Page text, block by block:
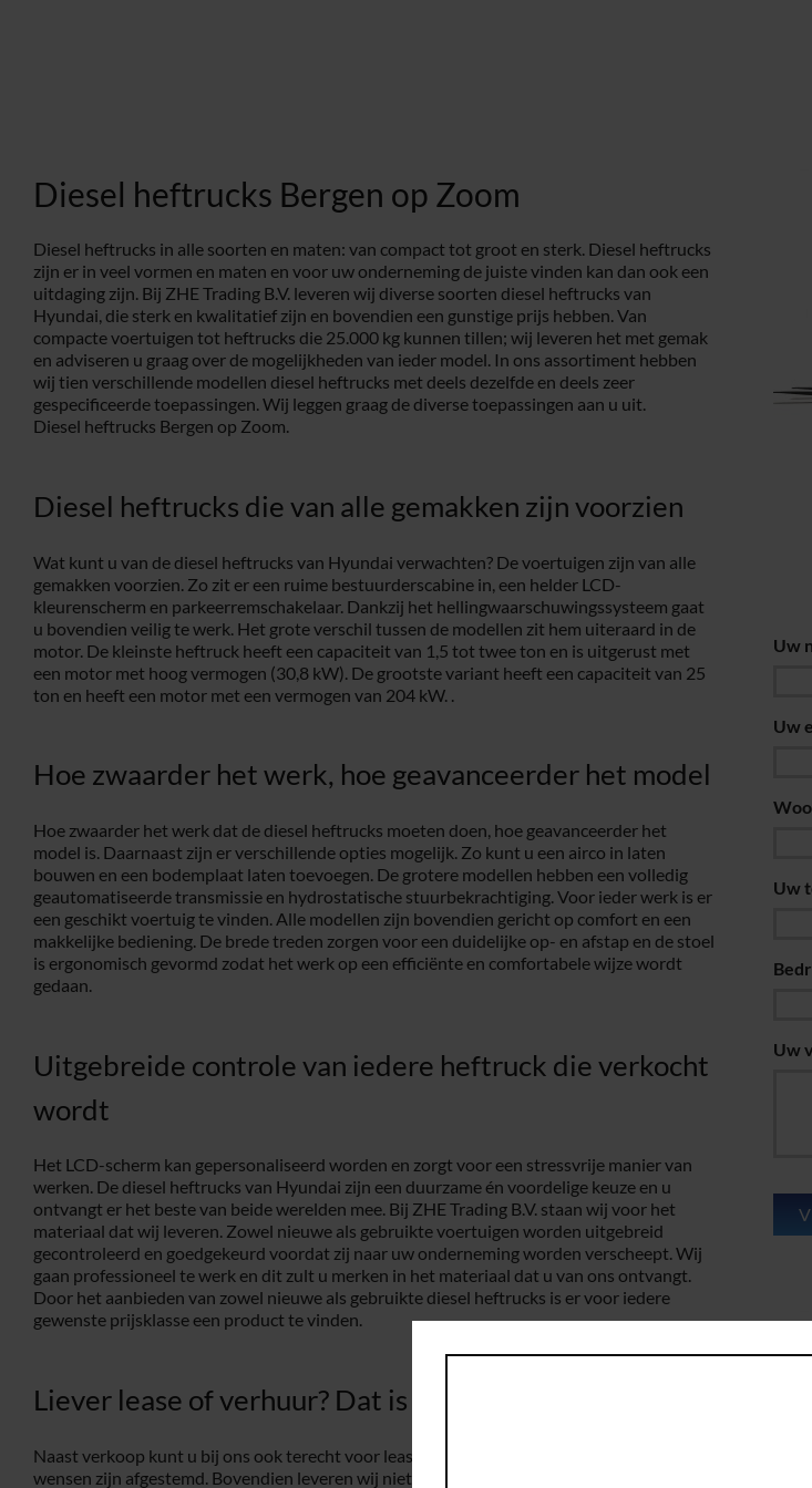
Diesel heftrucks Bergen op Zoom
Diesel heftrucks in alle soorten en maten: van compact tot groot en sterk. Diesel heftrucks
zijn er in veel vormen en maten en voor uw onderneming de juiste vinden kan dan ook een
uitdaging zijn. Bij ZHE Trading B.V. leveren wij diverse soorten diesel heftrucks van
Hyundai, die sterk en kwalitatief zijn en bovendien een gunstige prijs hebben. Van
compacte voertuigen tot heftrucks die 25.000 kg kunnen tillen; wij leveren het met gemak
en adviseren u graag over de mogelijkheden van ieder model. In ons assortiment hebben
wij tien verschillende modellen diesel heftrucks met deels dezelfde en deels zeer
gespecificeerde toepassingen. Wij leggen graag de diverse toepassingen aan u uit.
Diesel heftrucks Bergen op Zoom.
Diesel heftrucks die van alle gemakken zijn voorzien
Wat kunt u van de diesel heftrucks van Hyundai verwachten? De voertuigen zijn van alle
gemakken voorzien. Zo zit er een ruime bestuurderscabine in, een helder LCD-
kleurenscherm en parkeerremschakelaar. Dankzij het hellingwaarschuwingssysteem gaat
u bovendien veilig te werk. Het grote verschil tussen de modellen zit hem uiteraard in de
motor. De kleinste heftruck heeft een capaciteit van 1,5 tot twee ton en is uitgerust met
een motor met hoog vermogen (30,8 kW). De grootste variant heeft een capaciteit van 25
ton en heeft een motor met een vermogen van 204 kW. .
Hoe zwaarder het werk, hoe geavanceerder het model
Hoe zwaarder het werk dat de diesel heftrucks moeten doen, hoe geavanceerder het
model is. Daarnaast zijn er verschillende opties mogelijk. Zo kunt u een airco in laten
bouwen en een bodemplaat laten toevoegen. De grotere modellen hebben een volledig
geautomatiseerde transmissie en hydrostatische stuurbekrachtiging. Voor ieder werk is er
een geschikt voertuig te vinden. Alle modellen zijn bovendien gericht op comfort en een
makkelijke bediening. De brede treden zorgen voor een duidelijke op- en afstap en de stoel
is ergonomisch gevormd zodat het werk op een efficiënte en comfortabele wijze wordt
gedaan.
Uitgebreide controle van iedere heftruck die verkocht
wordt
Het LCD-scherm kan gepersonaliseerd worden en zorgt voor een stressvrije manier van
werken. De diesel heftrucks van Hyundai zijn een duurzame én voordelige keuze en u
ontvangt er het beste van beide werelden mee. Bij ZHE Trading B.V. staan wij voor het
materiaal dat wij leveren. Zowel nieuwe als gebruikte voertuigen worden uitgebreid
gecontroleerd en goedgekeurd voordat zij naar uw onderneming worden verscheept. Wij
gaan professioneel te werk en dit zult u merken in het materiaal dat u van ons ontvangt.
Door het aanbieden van zowel nieuwe als gebruikte diesel heftrucks is er voor iedere
gewenste prijsklasse een product te vinden.
Liever lease of verhuur? Dat is bij ZHE geen probleem
Naast verkoop kunt u bij ons ook terecht voor lease en verhuur, zodat wij volledig op uw
wensen zijn afgestemd. Bovendien leveren wij niet alleen diesel heftrucks, maar zitten ook
Uw
Uw
Uw
Uw